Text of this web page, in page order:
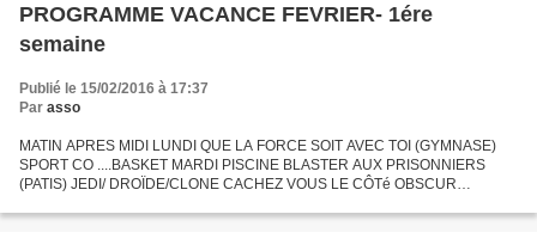
PROGRAMME VACANCE FEVRIER- 1ére
semaine
Publié le 15/02/2016 à 17:37
Par asso
MATIN APRES MIDI LUNDI QUE LA FORCE SOIT AVEC TOI (GYMNASE)
SPORT CO ....BASKET MARDI PISCINE BLASTER AUX PRISONNIERS
(PATIS) JEDI/ DROÏDE/CLONE CACHEZ VOUS LE CÔTé OBSCUR
COUR DES JEDIS...